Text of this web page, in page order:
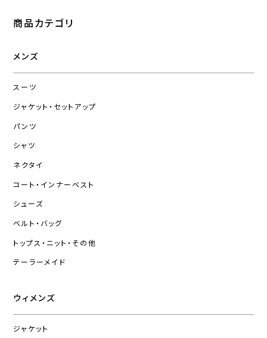
商品カテゴリ
メンズ
スーツ
ジャケット・セットアップ
パンツ
シャツ
ネクタイ
コート・インナーベスト
シューズ
ベルト・バッグ
トップス・ニット・その他
テーラーメイド
ウィメンズ
ジャケット